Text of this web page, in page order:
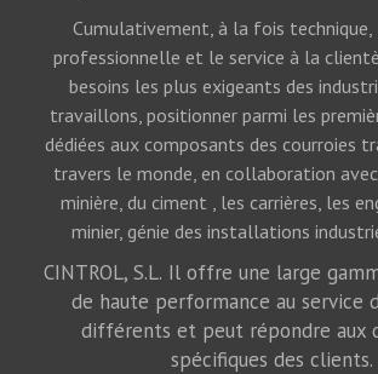
Cumulativement, à la fois technique,
professionnelle et le service à la
besoins les plus exigeants des
travaillons, positionner parmi les
dédiées aux composants des courroies
travers le monde, en collaboration
minière , du ciment , les carrières, les
minier, génie des installations
CINTROL, S.L. Il offre une large
de haute performance au service
différents et peut répondre aux
spécifiques des clients.